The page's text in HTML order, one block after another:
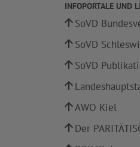
INFOPORTALE UND
SoVD
SoVD
SoVD
AWO Kiel
Der